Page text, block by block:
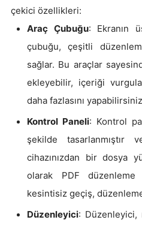
çekici özellikleri:
Araç Çubuğu: Ekranın
çubuğu, çeşitli
sağlar. Bu araçlar
ekleyebilir, içeriği
daha fazlasını
Kontrol Paneli: Kontrol
şekilde tasarlanmıştır
cihazınızdan bir dosya
olarak PDF
kesintisiz geçiş,
Düzenleyici: Düzenleyici,